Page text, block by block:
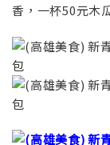
香，一杯50元木